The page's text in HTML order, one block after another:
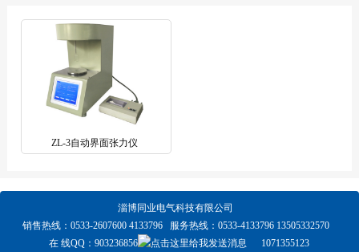
ZL-3自动界面张力仪
淄博同业电气科技有限公司
销售热线：0533-2607600 4133796 服务热线：0533-4133796 13505332570
在 线QQ：903236856 1071355123